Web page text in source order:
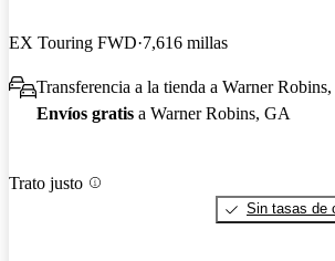
EX Touring FWD 7,616 millas
Transferencia a la tienda a Warner
Envíos gratis a Warner Robins, GA
Trato justo
Sin tasas de